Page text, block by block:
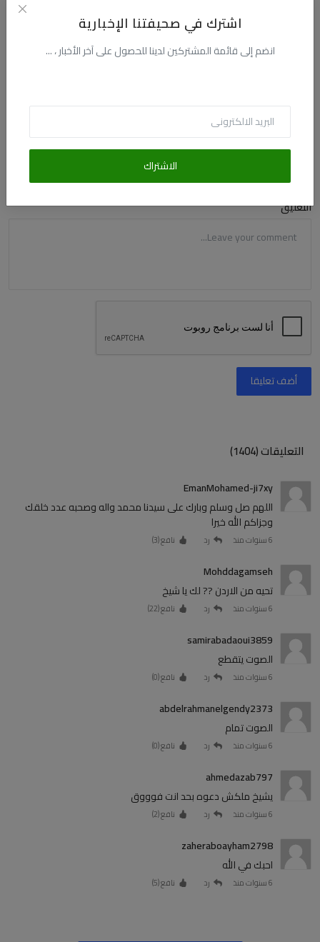
اشترك في صحيفتنا الإخبارية
انضم إلى قائمة المشتركين لدينا للحصول على آخر الأخبار ، ...
الاشتراك
البريد الالكترونى
التعليق
أضف تعليقا
التعليقات (1404)
EmanMohamed-ji7xy
اللهم صل وسلم وبارك على سيدنا محمد واله وصحبه عدد خلقك
وجزاكم الله خيرا
6 سنوات منذ رد نافع (3
)
Mohddagamseh
تحيه من الاردن ?? لك يا شيخ
6 سنوات منذ رد نافع (22
)
samirabadaoui3859
الصوت يتقطع
6 سنوات منذ رد نافع (0
)
abdelrahmanelgendy2373
الصوت تمام
6 سنوات منذ رد نافع (0
)
ahmedazab797
يشيخ ملكش دعوه بحد انت فوووق
6 سنوات منذ رد نافع (2
)
zaheraboayham2798
احبك في الله
6 سنوات منذ رد نافع (5
)